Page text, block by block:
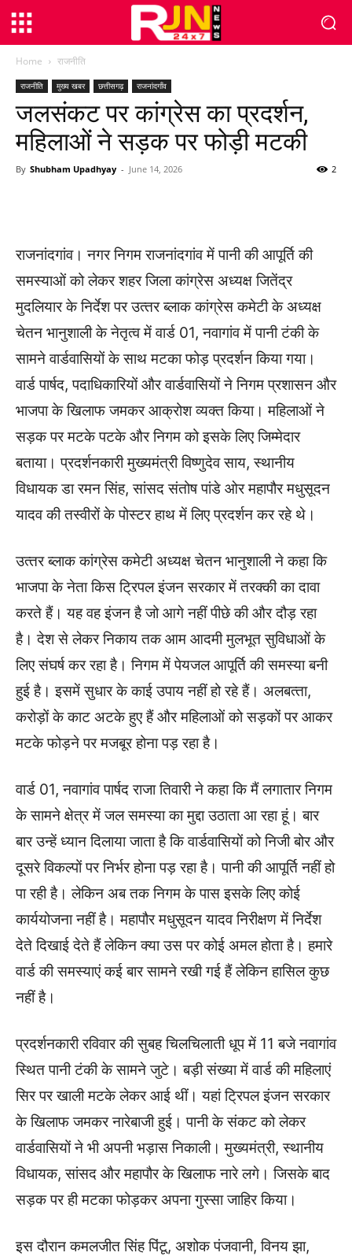
Home राजनीति
राजनीति मुख्य खबर छत्तीसगढ़ राजनांदगाँव
जलसंकट पर कांग्रेस का प्रदर्शन,
महिलाओं ने सड़क पर फोड़ी मटकी
By Shubham Upadhyay - June 14, 2026 2
राजनांदगांव। नगर निगम राजनांदगांव में पानी की आपूर्ति की
समस्‍याओं को लेकर शहर जिला कांग्रेस अध्‍यक्ष जितेंद्र
मुदलियार के निर्देश पर उत्‍तर ब्‍लाक कांग्रेस कमेटी के अध्यक्ष
चेतन भानुशाली के नेतृत्‍व में वार्ड 01, नवागांव में पानी टंकी के
सामने वार्डवासियों के साथ मटका फोड़ प्रदर्शन किया गया।
वार्ड पार्षद, पदाधिकारियों और वार्डवासियों ने निगम प्रशासन और
भाजपा के खिलाफ जमकर आक्रोश व्‍यक्‍त किया। महिलाओं ने
सड़क पर मटके पटके और निगम को इसके लिए जिम्‍मेदार
बताया। प्रदर्शनकारी मुख्‍यमंत्री विष्‍णुदेव साय, स्‍थानीय
विधायक डा रमन सिंह, सांसद संतोष पांडे ओर महापौर मधुसूदन
यादव की तस्‍वीरों के पोस्‍टर हाथ में लिए प्रदर्शन कर रहे थे।
उत्‍तर ब्‍लाक कांग्रेस कमेटी अध्‍यक्ष चेतन भानुशाली ने कहा कि
भाजपा के नेता किस ट्रिपल इंजन सरकार में तरक्‍की का दावा
करते हैं। यह वह इंजन है जो आगे नहीं पीछे की और दौड़ रहा
है। देश से लेकर निकाय तक आम आदमी मुलभूत सुविधाओं के
लिए संघर्ष कर रहा है। निगम में पेयजल आपूर्ति की समस्‍या बनी
हुई है। इसमें सुधार के काई उपाय नहीं हो रहे हैं। अलबत्‍ता,
करोड़ों के काट अटके हुए हैं और महिलाओं को सड़कों पर आकर
मटके फोड़ने पर मजबूर होना पड़ रहा है।
वार्ड 01, नवागांव पार्षद राजा तिवारी ने कहा कि मैं लगातार निगम
के सामने क्षेत्र में जल समस्‍या का मुद्दा उठाता आ रहा हूं। बार
बार उन्‍हें ध्‍यान दिलाया जाता है कि वार्डवासियों को निजी बोर और
दूसरे विकल्‍पों पर निर्भर होना पड़ रहा है। पानी की आपूर्ति नहीं हो
पा रही है। लेकिन अब तक निगम के पास इसके लिए कोई
कार्ययोजना नहीं है। महापौर मधुसूदन यादव निरीक्षण में निर्देश
देते दिखाई देते हैं लेकिन क्‍या उस पर कोई अमल होता है। हमारे
वार्ड की समस्‍याएं कई बार सामने रखी गई हैं लेकिन हासिल कुछ
नहीं है।
प्रदर्शनकारी रविवार की सुबह चिलचिलाती धूप में 11 बजे नवागांव
स्थित पानी टंकी के सामने जुटे। बड़ी संख्‍या में वार्ड की महिलाएं
सिर पर खाली मटके लेकर आई थीं। यहां ट्रिपल इंजन सरकार
के खिलाफ जमकर नारेबाजी हुई। पानी के संकट को लेकर
वार्डवासियों ने भी अपनी भड़ास निकाली। मुख्‍यमंत्री, स्‍थानीय
विधायक, सांसद और महापौर के खिलाफ नारे लगे। जिसके बाद
सड़क पर ही मटका फोड़कर अपना गुस्‍सा जाहिर किया।
इस दौरान कमलजीत सिंह पिंटू, अशोक पंजवानी, विनय झा,